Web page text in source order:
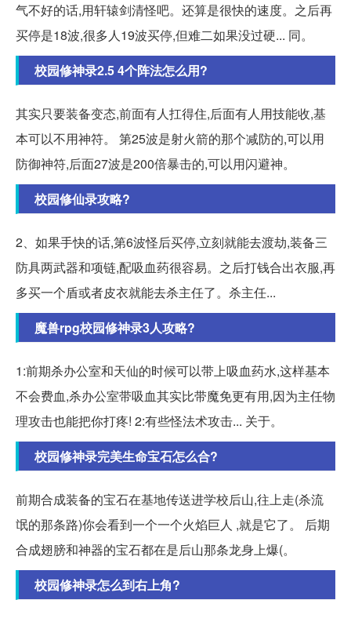
气不好的话,用轩辕剑清怪吧。还算是很快的速度。之后再
买停是18波,很多人19波买停,但难二如果没过硬... 同。
校园修神录2.5 4个阵法怎么用?
其实只要装备变态,前面有人扛得住,后面有人用技能收,基
本可以不用神符。 第25波是射火箭的那个减防的,可以用
防御神符,后面27波是200倍暴击的,可以用闪避神。
校园修仙录攻略?
2、如果手快的话,第6波怪后买停,立刻就能去渡劫,装备三
防具两武器和项链,配吸血药很容易。之后打钱合出衣服,再
多买一个盾或者皮衣就能去杀主任了。杀主任...
魔兽rpg校园修神录3人攻略?
1:前期杀办公室和天仙的时候可以带上吸血药水,这样基本
不会费血,杀办公室带吸血其实比带魔免更有用,因为主任物
理攻击也能把你打疼! 2:有些怪法术攻击... 关于。
校园修神录完美生命宝石怎么合?
前期合成装备的宝石在基地传送进学校后山,往上走(杀流
氓的那条路)你会看到一个一个火焰巨人 ,就是它了。 后期
合成翅膀和神器的宝石都在是后山那条龙身上爆(。
校园修神录怎么到右上角?